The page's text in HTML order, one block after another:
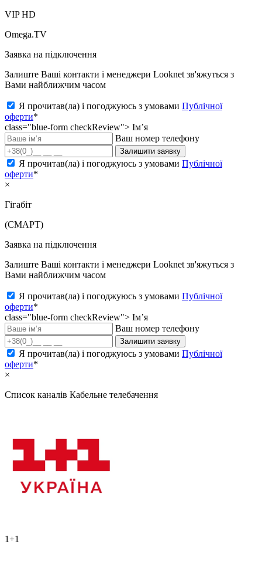
VIP HD
Omega.TV
Заявка на підключення
Залиште Ваші контакти і менеджери Looknet зв'яжуться з
Вами найближчим часом
Я прочитав(ла) і погоджуюсь з умовами Публічної
оферти*
class="blue-form checkReview"> Ім’я
Ваш номер телефону
Залишити заявку
Я прочитав(ла) і погоджуюсь з умовами Публічної
оферти*
×
Гігабіт
(СМАРТ)
Заявка на підключення
Залиште Ваші контакти і менеджери Looknet зв'яжуться з
Вами найближчим часом
Я прочитав(ла) і погоджуюсь з умовами Публічної
оферти*
class="blue-form checkReview"> Ім’я
Ваш номер телефону
Залишити заявку
Я прочитав(ла) і погоджуюсь з умовами Публічної
оферти*
×
Список каналів Кабельне телебачення
1+1